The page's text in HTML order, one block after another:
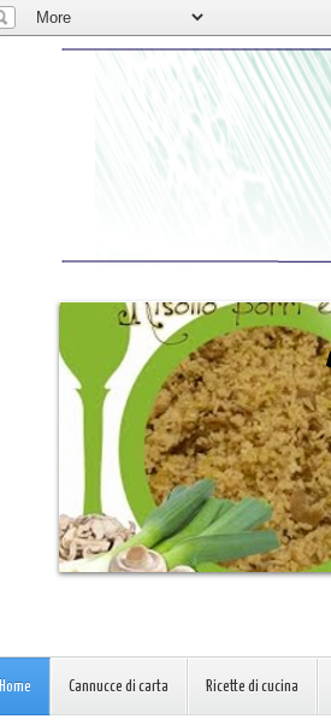
Home Cannucce di carta Ricette di cucina